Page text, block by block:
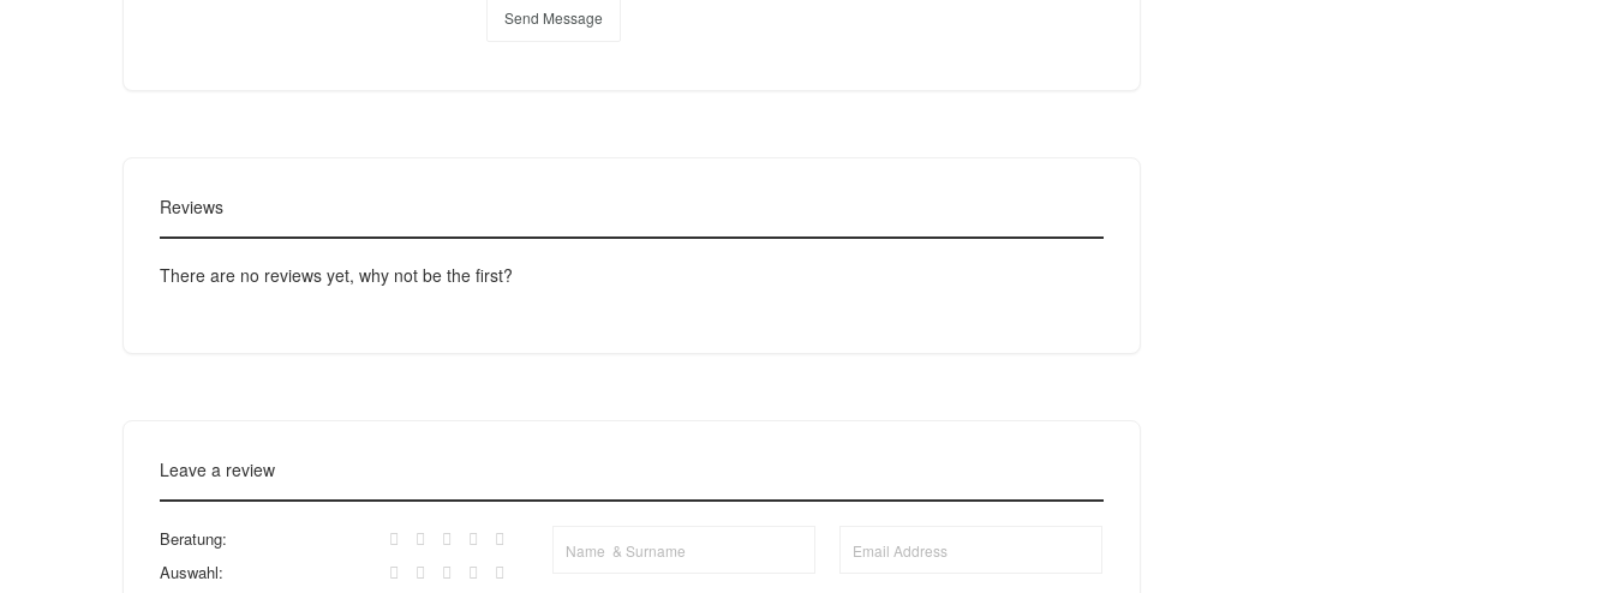
Send Message
Reviews
There are no reviews yet, why not be the first?
Leave a review
Beratung:
Auswahl: